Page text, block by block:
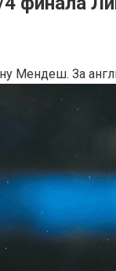
Мендеш. За